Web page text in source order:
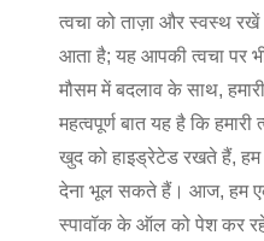
त्वचा को ताज़ा और स्वस्थ
आता है; यह आपकी त्वचा पर
मौसम में बदलाव के साथ,
महत्वपूर्ण बात यह है कि
खुद को हाइड्रेटेड रखते हैं, हम
देना भूल सकते हैं। आज, हम
स्पावॉक के ऑल को पेश कर रहे